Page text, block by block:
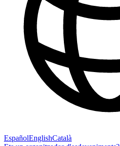
EspañolEnglishCatalà